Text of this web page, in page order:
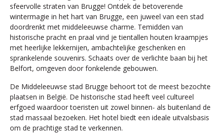
sfeervolle straten van Brugge! Ontdek de betoverende
wintermagie in het hart van Brugge, een juweel van een stad
doordrenkt met middeleeuwse charme. Temidden van
historische pracht en praal vind je tientallen houten kraampjes
met heerlijke lekkernijen, ambachtelijke geschenken en
sprankelende souvenirs. Schaats over de verlichte baan bij het
Belfort, omgeven door fonkelende gebouwen.
De Middeleeuwse stad Brugge behoort tot de meest bezochte
plaatsen in België. De historische stad heeft veel cultureel
erfgoed waardoor toeristen uit zowel binnen- als buitenland de
stad massaal bezoeken. Het hotel biedt een ideale uitvalsbasis
om de prachtige stad te verkennen.